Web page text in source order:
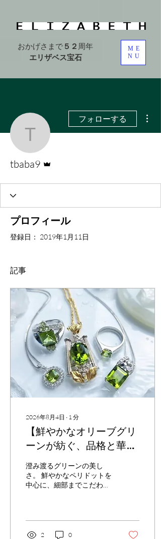
おかげさまで５２周年
エリザベス宝石
ME
NU
tbaba9
フォローする
tbaba9
プロフィール
登録日： 2019年1月11日
記事
2026年8月4日 ∙ 1分
⁡【鮮やかなオリーブグリ
ーンが紡ぐ、品格と華や
ぎ】
澄み渡るグリーンの美し
さ。 鮮やかなペリドットを
中心に、細部までこだわり
2 0